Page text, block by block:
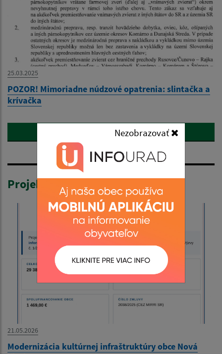
Nezobrazovať
25.03.2025
POZOR! Mimoriadne núdzové opatrenia: slintačka a
krívačka
Zobraziť všetky aktuality
Projekty
21.05.2026
Modernizácia kultúrnej infraštruktúry obce Nová